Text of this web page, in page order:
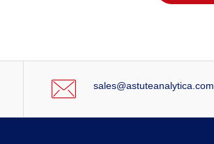
sales@astuteanalytica.com